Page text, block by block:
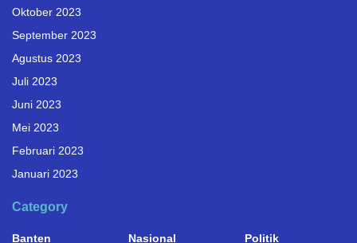
Oktober 2023
September 2023
Agustus 2023
Juli 2023
Juni 2023
Mei 2023
Februari 2023
Januari 2023
Category
Banten Nasional Politik